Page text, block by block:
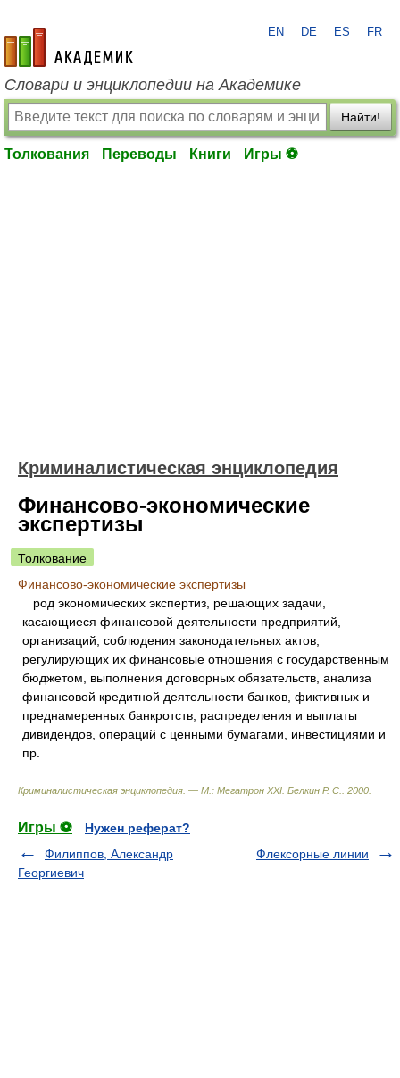
academic.ru
EN DE ES FR
Словари и энциклопедии на Академике
Найти!
Толкования Переводы Книги Игры ⚽
Криминалистическая энциклопедия
Финансово-экономические
экспертизы
Толкование
Финансово-экономические экспертизы
род экономических экспертиз, решающих задачи,
касающиеся финансовой деятельности предприятий,
организаций, соблюдения законодательных актов,
регулирующих их финансовые отношения с государственным
бюджетом, выполнения договорных обязательств, анализа
финансовой кредитной деятельности банков, фиктивных и
преднамеренных банкротств, распределения и выплаты
дивидендов, операций с ценными бумагами, инвестициями и
пр.
Криминалистическая энциклопедия. — М.: Мегатрон XXI Белкин Р. С. 2000
Игры ⚽
Нужен реферат?
Филиппов, Александр
Георгиевич
Флексорные линии